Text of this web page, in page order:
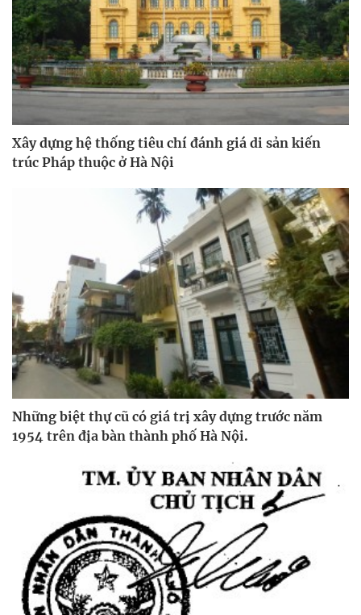
Xây dựng hệ thống tiêu chí đánh giá di sản kiến
trúc Pháp thuộc ở Hà Nội
Những biệt thự cũ có giá trị xây dựng trước năm
1954 trên địa bàn thành phố Hà Nội.